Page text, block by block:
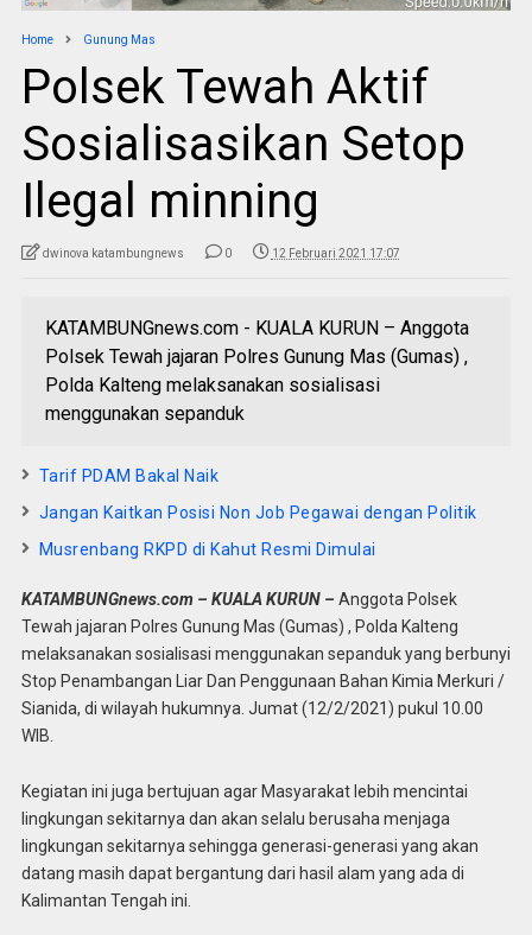
Home Gunung Mas
Polsek Tewah Aktif
Sosialisasikan Setop
Ilegal minning
dwinova katambungnews 0 12 Februari 2021 17:07
KATAMBUNGnews.com - KUALA KURUN – Anggota
Polsek Tewah jajaran Polres Gunung Mas (Gumas) ,
Polda Kalteng melaksanakan sosialisasi
menggunakan sepanduk
Tarif PDAM Bakal Naik
Jangan Kaitkan Posisi Non Job Pegawai dengan Politik
Musrenbang RKPD di Kahut Resmi Dimulai
KATAMBUNGnews.com – KUALA KURUN – Anggota Polsek
Tewah jajaran Polres Gunung Mas (Gumas) , Polda Kalteng
melaksanakan sosialisasi menggunakan sepanduk yang berbunyi
Stop Penambangan Liar Dan Penggunaan Bahan Kimia Merkuri /
Sianida, di wilayah hukumnya. Jumat (12/2/2021) pukul 10.00
WIB.
Kegiatan ini juga bertujuan agar Masyarakat lebih mencintai
lingkungan sekitarnya dan akan selalu berusaha menjaga
lingkungan sekitarnya sehingga generasi-generasi yang akan
datang masih dapat bergantung dari hasil alam yang ada di
Kalimantan Tengah ini.